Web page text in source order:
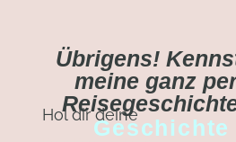
Übrigens!
meine ganz
Hol dir deine
Geschichte